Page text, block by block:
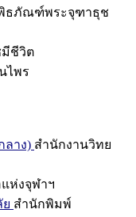
ธภัณฑ์พระจุฑาธุช
ชีวิต
ไพร
ลาง) สำนักงานวิทย
ห่งจุฬาฯ
สำนักพิมพ์